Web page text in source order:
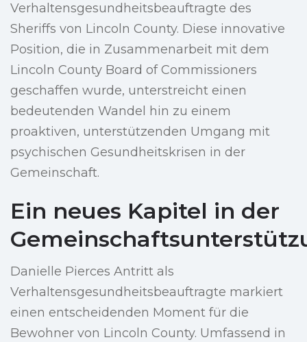
Verhaltensgesundheitsbeauftragte des
Sheriffs von Lincoln County. Diese innovative
Position, die in Zusammenarbeit mit dem
Lincoln County Board of Commissioners
geschaffen wurde, unterstreicht einen
bedeutenden Wandel hin zu einem
proaktiven, unterstützenden Umgang mit
psychischen Gesundheitskrisen in der
Gemeinschaft.
Ein neues Kapitel in der
Danielle Pierces Antritt als
Verhaltensgesundheitsbeauftragte markiert
einen entscheidenden Moment für die
Bewohner von Lincoln County. Umfassend in